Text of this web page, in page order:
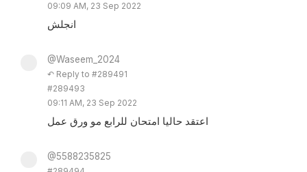
09:09 AM, 23 Sep 2022
انجلش
@Waseem_2024
↶ Reply to #289491
#289493
09:11 AM, 23 Sep 2022
اعتقد حاليا امتحان للرابع مو ورق عمل
@5588235825